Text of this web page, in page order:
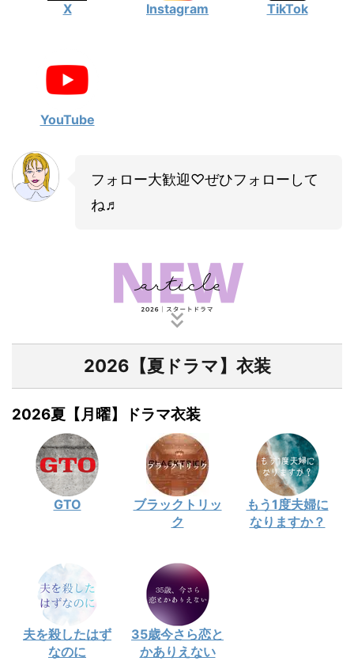
X Instagram TikTok
YouTube
フォロー大歓迎♡ぜひフォローして
ね♬
2026【夏ドラマ】衣装
2026夏【月曜】ドラマ衣装
GTO
ブラックトリッ
ク
もう1度夫婦に
なりますか？
夫を殺したはず
なのに
35歳今さら恋と
かありえない